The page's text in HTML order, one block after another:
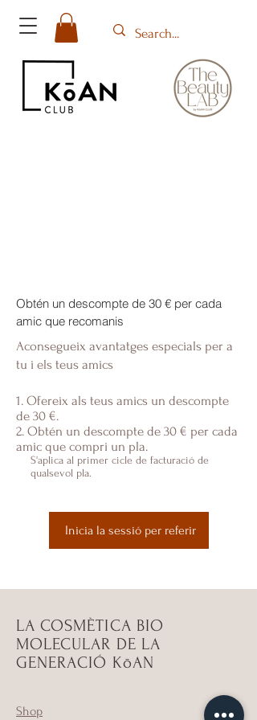
Obtén un descompte de 30 € per cada
amic que recomanis
Aconsegueix avantatges especials per a
tu i els teus amics
Ofereix als teus amics un descompte
de 30 €.
Obtén un descompte de 30 € per cada
amic que compri un pla.
S'aplica al primer cicle de facturació de
qualsevol pla.
Inicia la sessió per referir
LA COSMÈTICA BIO
MOLECULAR DE LA
GENERACIÓ KōAN
Shop